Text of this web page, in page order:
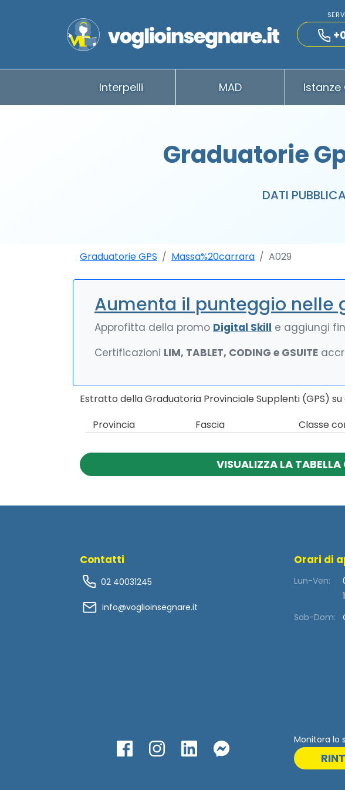
Interpelli MAD Istanze
Graduatorie
DATI
Graduatorie GPS Massa%20carrara A029
Aumenta il punteggio nelle
Approfitta della promo Digital Skill e aggiungi
Certificazioni LIM, TABLET, CODING e GSUITE
Estratto della Graduatoria Provinciale Supplenti (GPS)
Provincia
Fascia Classe
VISUALIZZA LA
Contatti
02 40031245
info@voglioinsegnare.it
Orari di
Lun-Ven:
Sab-Dom:
Monitora lo